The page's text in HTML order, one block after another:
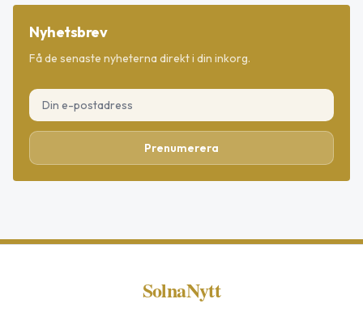
Nyhetsbrev
Få de senaste nyheterna direkt i din inkorg.
Prenumerera
SolnaNytt